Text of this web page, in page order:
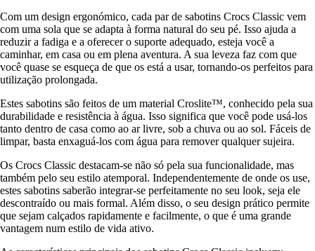
Com um design ergonómico, cada par de sabotins Crocs Classic vem
com uma sola que se adapta à forma natural do seu pé. Isso ajuda a
reduzir a fadiga e a oferecer o suporte adequado, esteja você a
caminhar, em casa ou em plena aventura. A sua leveza faz com que
você quase se esqueça de que os está a usar, tornando-os perfeitos para
utilização prolongada.
Estes sabotins são feitos de um material Croslite™, conhecido pela sua
durabilidade e resistência à água. Isso significa que você pode usá-los
tanto dentro de casa como ao ar livre, sob a chuva ou ao sol. Fáceis de
limpar, basta enxaguá-los com água para remover qualquer sujeira.
Os Crocs Classic destacam-se não só pela sua funcionalidade, mas
também pelo seu estilo atemporal. Independentemente de onde os use,
estes sabotins saberão integrar-se perfeitamente no seu look, seja ele
descontraído ou mais formal. Além disso, o seu design prático permite
que sejam calçados rapidamente e facilmente, o que é uma grande
vantagem num estilo de vida ativo.